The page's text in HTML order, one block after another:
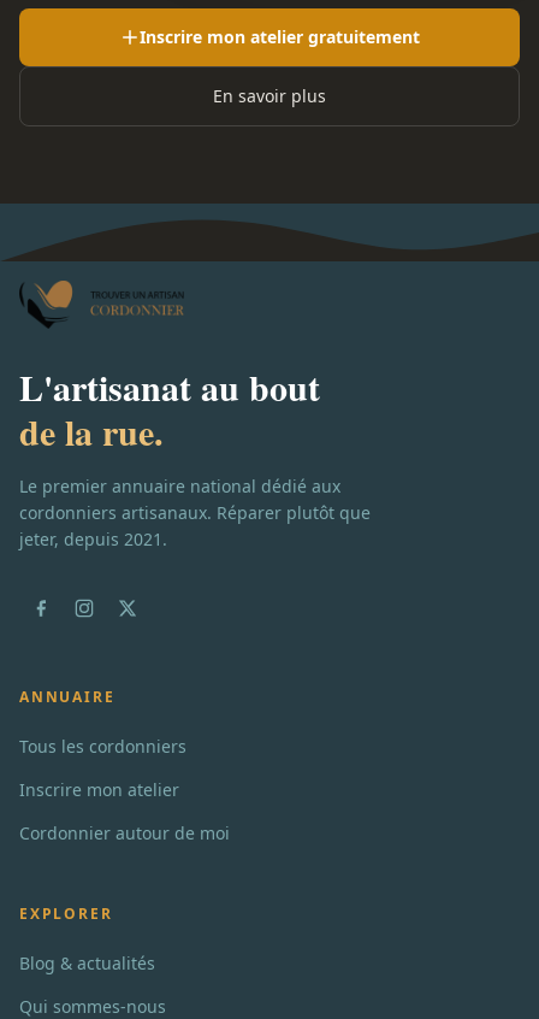
Inscrire mon atelier gratuitement
En savoir plus
L'artisanat au bout
de la rue.
Le premier annuaire national dédié aux
cordonniers artisanaux. Réparer plutôt que
jeter, depuis 2021.
ANNUAIRE
Tous les cordonniers
Inscrire mon atelier
Cordonnier autour de moi
EXPLORER
Blog & actualités
Qui sommes-nous